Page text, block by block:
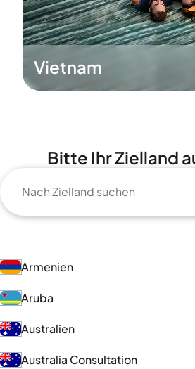
Vietnam
Bitte Ihr Zielland
Armenien
Aruba
Australien
Australia Consultation